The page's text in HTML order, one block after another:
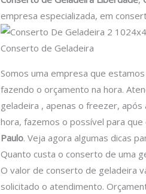
empresa especializada, em
Conserto de Geladeira
Somos uma empresa que
fazendo o orçamento na hora.
geladeira , apenas o freezer,
hora, fazemos o possível para
Paulo.Veja agora algumas dicas
Quanto custa o conserto de uma
O valor de conserto de geladeira
solicitado o atendimento.